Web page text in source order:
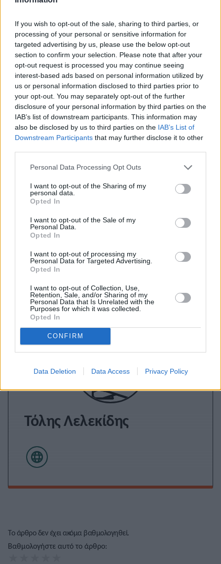
If you wish to opt-out of the sale, sharing to third parties, or
processing of your personal or sensitive information for
targeted advertising by us, please use the below opt-out
section to confirm your selection. Please note that after your
opt-out request is processed you may continue seeing
interest-based ads based on personal information utilized by
us or personal information disclosed to third parties prior to
your opt-out. You may separately opt-out of the further
disclosure of your personal information by third parties on the
IAB’s list of downstream participants. This information may
also be disclosed by us to third parties on the IAB’s List of
Downstream Participants that may further disclose it to other
Personal Data Processing Opt Outs
I want to opt-out of the Sharing of my
personal data.
Opted In
I want to opt-out of the Sale of my
Personal Data.
Opted In
I want to opt-out of processing my
Personal Data for Targeted Advertising.
Opted In
I want to opt-out of Collection, Use,
Retention, Sale, and/or Sharing of my
Personal Data that Is Unrelated with the
Purposes for which it was collected.
Opted In
CONFIRM
Data Deletion Data Access Privacy Policy
21:00Olympiastadion
21:43OlympiastadionMen’s 400m Final
22:02OlympiastadionWomen’s 400m Final
22:22OlympiastadionMen’s 110m Hurdles Final
Εγγραφείτε στο Stivostime των
Τόλης Λελεκίδης
Το άρθρο δεν έχει ακόμα βαθμολογηθεί.
Βαθμολογήστε αυτό το άρθρο: